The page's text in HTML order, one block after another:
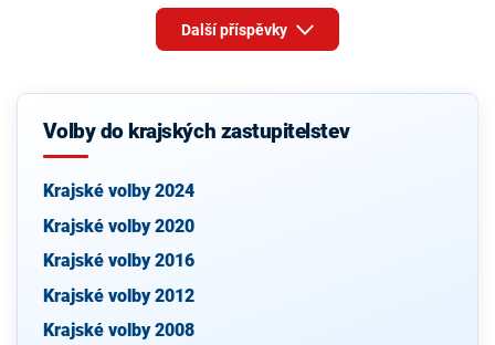
Další příspěvky
Volby do krajských zastupitelstev
Krajské volby 2024
Krajské volby 2020
Krajské volby 2016
Krajské volby 2012
Krajské volby 2008